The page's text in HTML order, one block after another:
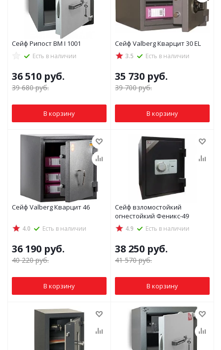
Сейф Рипост ВМ I 1001
Есть в наличии
36 510 руб.
39 680руб.
В корзину
Сейф Valberg Кварцит 30 EL
3.5 Есть в наличии
35 730 руб.
39 700руб.
В корзину
Сейф Valberg Кварцит 46
4.0 Есть в наличии
36 190 руб.
40 220руб.
В корзину
Сейф взломостойкий
огнестойкий Феникс-49
4.9 Есть в наличии
38 250 руб.
41 570руб.
В корзину